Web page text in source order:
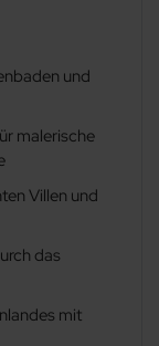
und
malerische
Villen und
das
mit